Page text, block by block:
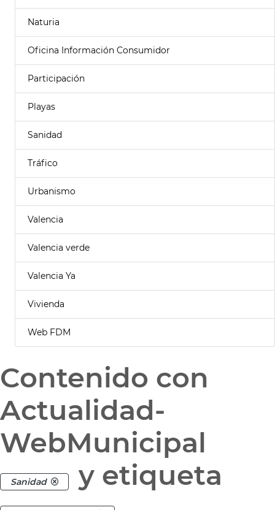
Naturia
Oficina Información Consumidor
Participación
Playas
Sanidad
Tráfico
Urbanismo
Valencia
Valencia verde
Valencia Ya
Vivienda
Web FDM
Contenido con
Actualidad-
WebMunicipal
Sanidad y etiqueta